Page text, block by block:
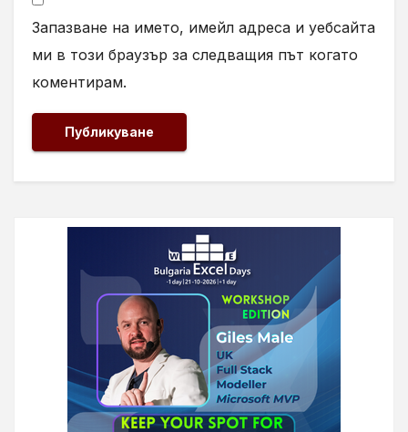
Запазване на името, имейл адреса и уебсайта
ми в този браузър за следващия път когато
коментирам.